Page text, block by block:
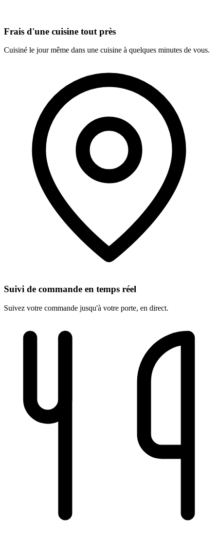
Frais d'une cuisine tout près
Cuisiné le jour même dans une cuisine à quelques minutes de vous.
Suivi de commande en temps réel
Suivez votre commande jusqu'à votre porte, en direct.